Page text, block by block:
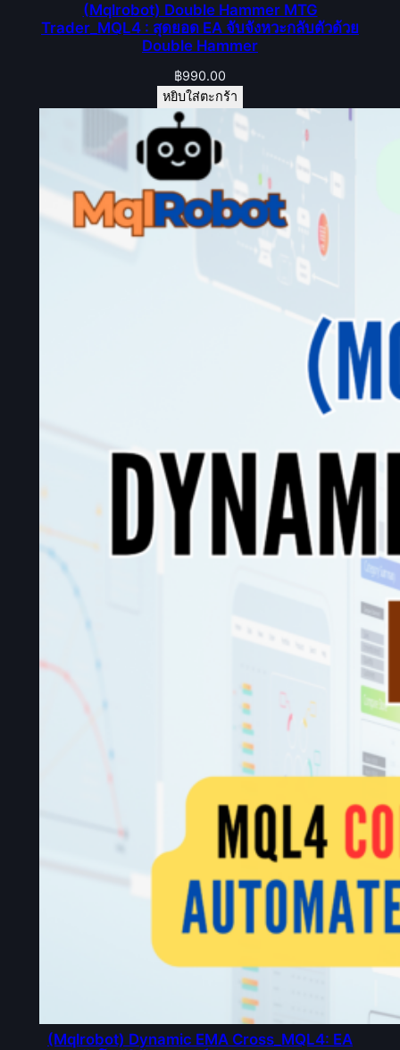
(Mqlrobot) Double Hammer MTG
Trader_MQL4 : สุดยอด EA จับจังหวะกลับตัวด้วย
Double Hammer
฿990.00
หยิบใส่ตะกร้า
(Mqlrobot) Dynamic EMA Cross_MQL4: EA